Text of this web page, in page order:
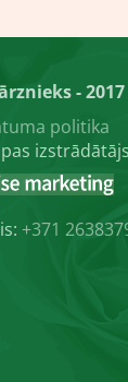
- 2017
politika
izstrādātājs
+371